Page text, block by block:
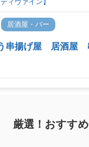
ィヴァイン】
居酒屋・バー
串揚げ屋 居酒屋
厳選！おすす